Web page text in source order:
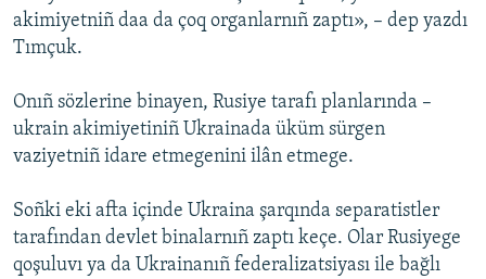
akimiyetniñ daa da çoq organlarnıñ zaptı», – dep yazdı
Tımçuk.
Onıñ sözlerine binayen, Rusiye tarafı planlarında –
ukrain akimiyetiniñ Ukrainada üküm sürgen
vaziyetniñ idare etmegenini ilân etmege.
Soñki eki afta içinde Ukraina şarqında separatistler
tarafından devlet binalarnıñ zaptı keçe. Olar Rusiyege
qoşuluvı ya da Ukrainanıñ federalizatsiyası ile bağlı